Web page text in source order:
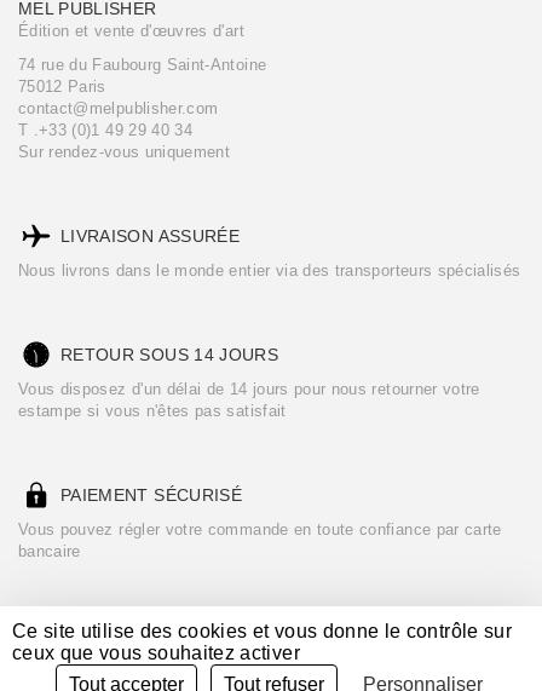
MEL PUBLISHER
Édition et vente d'œuvres d'art
74 rue du Faubourg Saint-Antoine
75012 Paris
contact@melpublisher.com
T .+33 (0)1 49 29 40 34
Sur rendez-vous uniquement
LIVRAISON ASSURÉE
Nous livrons dans le monde entier via des transporteurs spécialisés
RETOUR SOUS 14 JOURS
Vous disposez d'un délai de 14 jours pour nous retourner votre
estampe si vous n'êtes pas satisfait
PAIEMENT SÉCURISÉ
Vous pouvez régler votre commande en toute confiance par carte
bancaire
Consultez nos : CGU/CGV Mentions légales Crédits
Ce site utilise des cookies et vous donne le contrôle sur
ceux que vous souhaitez activer
Tout accepter
Tout refuser Personnaliser